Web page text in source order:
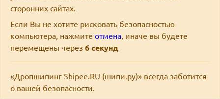
сторонних сайтах.
Если Вы не хотите рисковать безопасностью
компьютера, нажмите отмена, иначе вы будете
перемещены через 6секунд
«Дропшипинг Shipee.RU (шипи.ру)» всегда заботится
о вашей безопасности.